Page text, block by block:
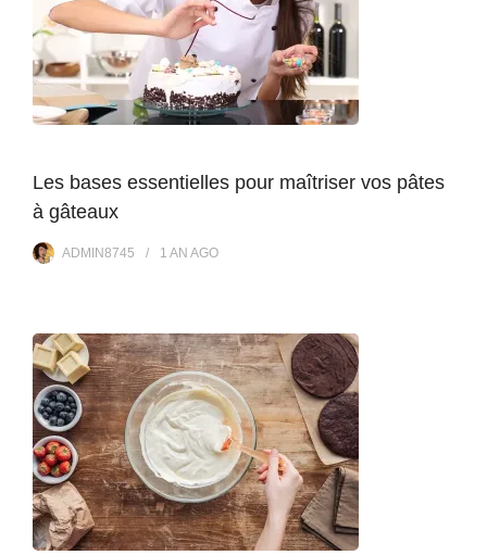
Les bases essentielles pour maîtriser vos pâtes
à gâteaux
ADMIN8745 1 AN AGO